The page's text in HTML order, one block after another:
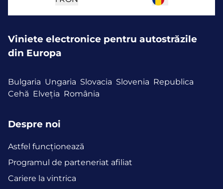
Viniete electronice pentru autostrăzile
din Europa
Bulgaria Ungaria Slovacia Slovenia Republica
Cehă Elveția România
Despre noi
Astfel funcţionează
Programul de parteneriat afiliat
Cariere la vintrica